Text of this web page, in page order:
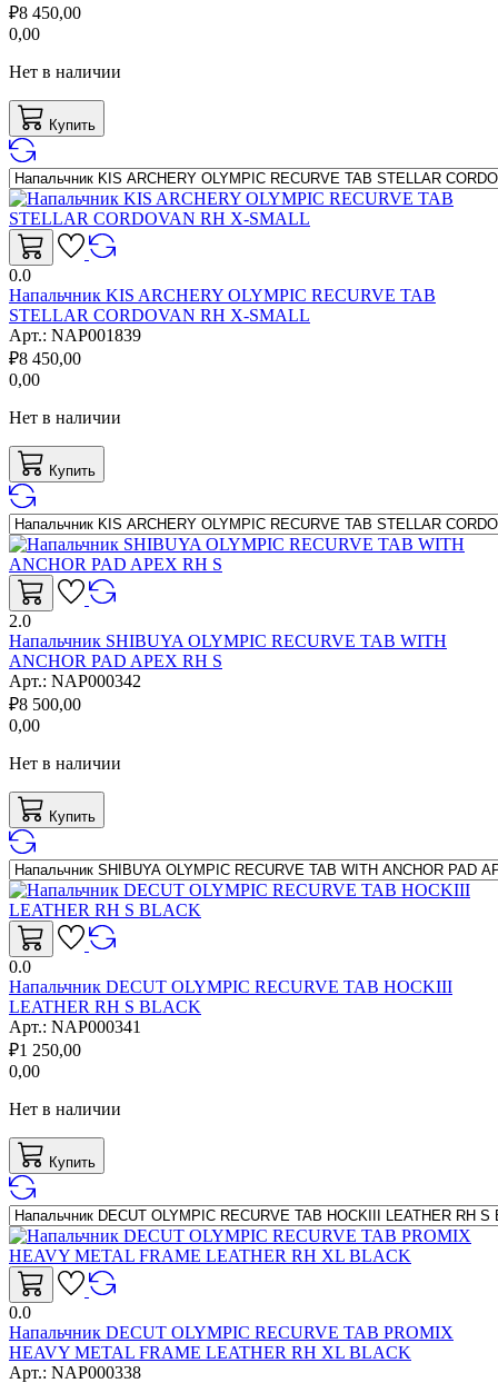
₽8 450,00
0,00
Нет в наличии
Купить
0.0
Напальчник KIS ARCHERY OLYMPIC RECURVE TAB
STELLAR CORDOVAN RH X-SMALL
Арт.: NAP001839
₽8 450,00
0,00
Нет в наличии
Купить
2.0
Напальчник SHIBUYA OLYMPIC RECURVE TAB WITH
ANCHOR PAD APEX RH S
Арт.: NAP000342
₽8 500,00
0,00
Нет в наличии
Купить
0.0
Напальчник DECUT OLYMPIC RECURVE TAB HOCKIII
LEATHER RH S BLACK
Арт.: NAP000341
₽1 250,00
0,00
Нет в наличии
Купить
0.0
Напальчник DECUT OLYMPIC RECURVE TAB PROMIX
HEAVY METAL FRAME LEATHER RH XL BLACK
Арт.: NAP000338